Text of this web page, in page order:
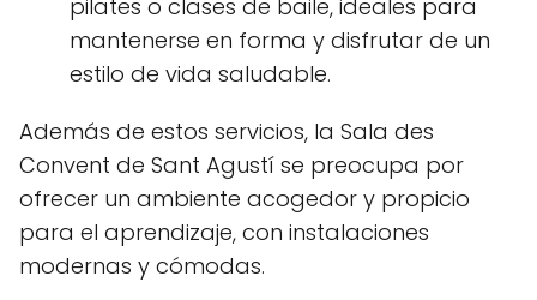
pilates o clases de baile, ideales para
mantenerse en forma y disfrutar de un
estilo de vida saludable.
Además de estos servicios, la Sala des
Convent de Sant Agustí se preocupa por
ofrecer un ambiente acogedor y propicio
para el aprendizaje, con instalaciones
modernas y cómodas.